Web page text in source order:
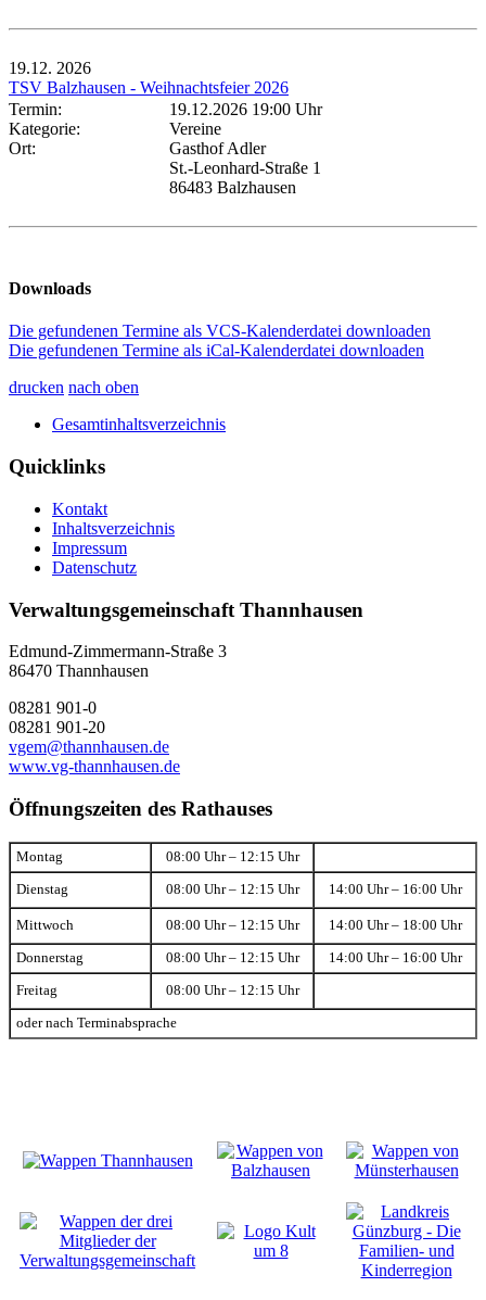
19.12. 2026
TSV Balzhausen - Weihnachtsfeier 2026
Termin:
19.12.2026 19:00 Uhr
Kategorie:
Vereine
Ort:
Gasthof Adler
St.-Leonhard-Straße 1
86483 Balzhausen
Downloads
Die gefundenen Termine als VCS-Kalenderdatei downloaden
Die gefundenen Termine als iCal-Kalenderdatei downloaden
drucken nach oben
Gesamtinhaltsverzeichnis
Quicklinks
Kontakt
Inhaltsverzeichnis
Impressum
Datenschutz
Verwaltungsgemeinschaft Thannhausen
Edmund-Zimmermann-Straße 3
86470 Thannhausen
08281 901-0
08281 901-20
vgem@thannhausen.de
www.vg-thannhausen.de
Öffnungszeiten des Rathauses
Montag 08:00 Uhr – 12:15 Uhr
Dienstag 08:00 Uhr – 12:15 Uhr 14:00 Uhr – 16:00 Uhr
Mittwoch 08:00 Uhr – 12:15 Uhr 14:00 Uhr – 18:00 Uhr
Donnerstag 08:00 Uhr – 12:15 Uhr 14:00 Uhr – 16:00 Uhr
Freitag 08:00 Uhr – 12:15 Uhr
oder nach Terminabsprache